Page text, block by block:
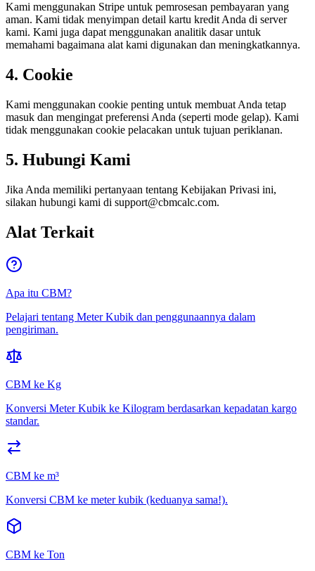
Kami menggunakan Stripe untuk pemrosesan pembayaran yang
aman. Kami tidak menyimpan detail kartu kredit Anda di server
kami. Kami juga dapat menggunakan analitik dasar untuk
memahami bagaimana alat kami digunakan dan meningkatkannya.
4. Cookie
Kami menggunakan cookie penting untuk membuat Anda tetap
masuk dan mengingat preferensi Anda (seperti mode gelap). Kami
tidak menggunakan cookie pelacakan untuk tujuan periklanan.
5. Hubungi Kami
Jika Anda memiliki pertanyaan tentang Kebijakan Privasi ini,
silakan hubungi kami di support@cbmcalc.com.
Alat Terkait
Apa itu CBM?
Pelajari tentang Meter Kubik dan penggunaannya dalam
pengiriman.
CBM ke Kg
Konversi Meter Kubik ke Kilogram berdasarkan kepadatan kargo
standar.
CBM ke m³
Konversi CBM ke meter kubik (keduanya sama!).
CBM ke Ton